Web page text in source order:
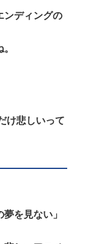
ンディングの
け悲しいって
を見ない」